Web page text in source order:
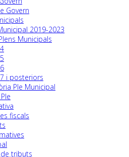
Govern
2019-2023
Municipals
i posteriors
Ple Municipal
fiscals
tributs